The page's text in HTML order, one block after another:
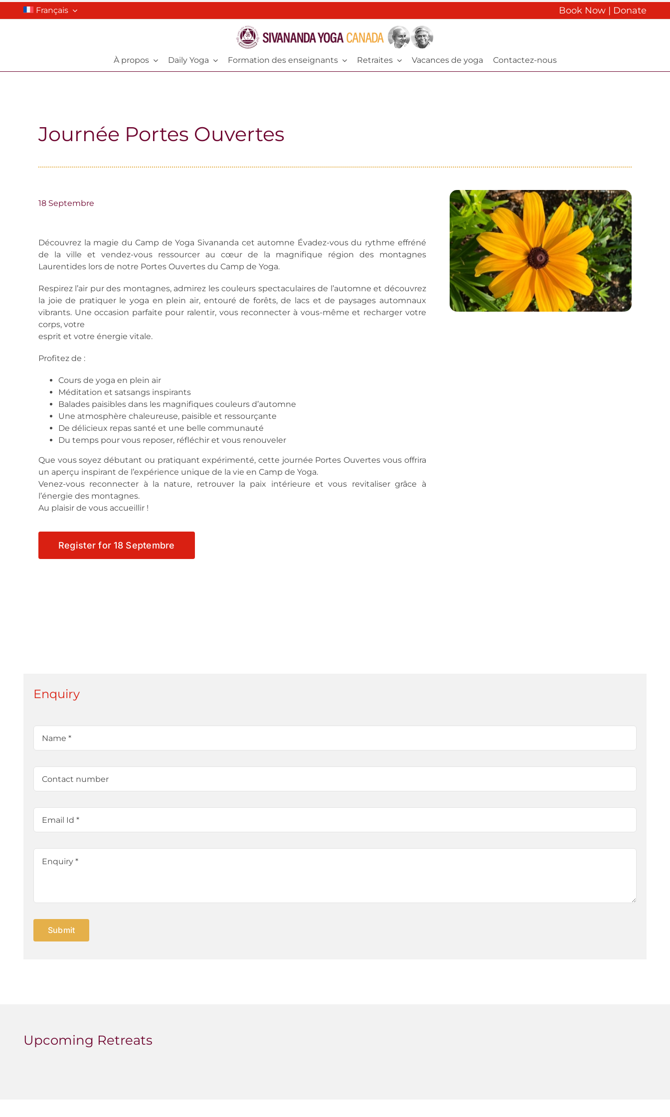
to
Français Book Now | Donate
À propos Daily Yoga Formation des enseignants Retraites Vacances de yoga Contactez-nous
Journée Portes Ouvertes
18 Septembre
Découvrez la magie du Camp de Yoga Sivananda cet automne Évadez-vous du rythme effréné
de la ville et vendez-vous ressourcer au cœur de la magnifique région des montagnes
Laurentides lors de notre Portes Ouvertes du Camp de Yoga.
Respirez l’air pur des montagnes, admirez les couleurs spectaculaires de l’automne et découvrez
la joie de pratiquer le yoga en plein air, entouré de forêts, de lacs et de paysages automnaux
vibrants. Une occasion parfaite pour ralentir, vous reconnecter à vous-même et recharger votre
corps, votre
esprit et votre énergie vitale.
Profitez de :
Cours de yoga en plein air
Méditation et satsangs inspirants
Balades paisibles dans les magnifiques couleurs d’automne
Une atmosphère chaleureuse, paisible et ressourçante
De délicieux repas santé et une belle communauté
Du temps pour vous reposer, réfléchir et vous renouveler
Que vous soyez débutant ou pratiquant expérimenté, cette journée Portes Ouvertes vous offrira
un aperçu inspirant de l’expérience unique de la vie en Camp de Yoga.
Venez-vous reconnecter à la nature, retrouver la paix intérieure et vous revitaliser grâce à
l’énergie des montagnes.
Au plaisir de vous accueillir !
Register for 18 Septembre
Enquiry
Submit
Upcoming Retreats